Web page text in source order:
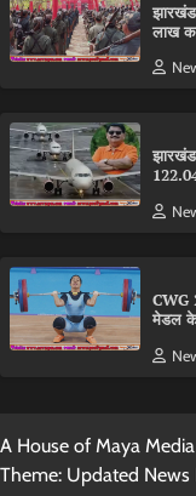
लाख
झारखंड
CWG
मेडल के
A House of Maya
Theme: Updated News